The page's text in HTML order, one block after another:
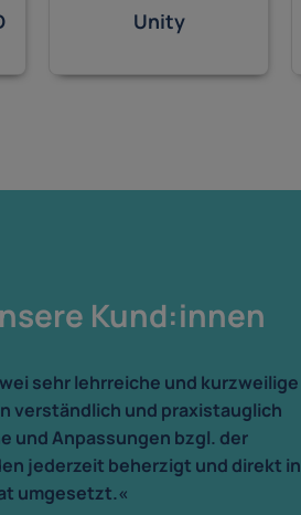
Unity
Kund:innen
sehr lehrreiche und kurzweilige
verständlich und praxistauglich
und Anpassungen bzgl. der
jederzeit beherzigt und direkt in
umgesetzt.«